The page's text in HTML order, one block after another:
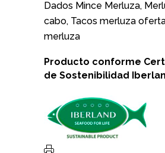
Dados Mince Merluza,
cabo, Tacos merluza
merluza
Producto conforme
de Sostenibilidad